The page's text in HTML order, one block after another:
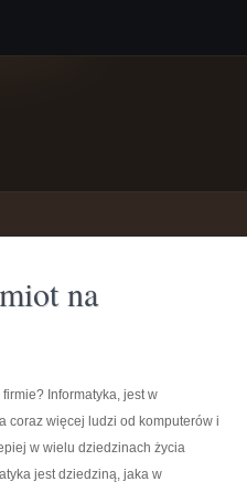
na
Informatyka, jest w
coraz więcej ludzi od komputerów i
w wielu dziedzinach życia
jest dziedziną, jaka w